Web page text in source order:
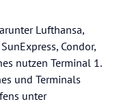
Lufthansa,
Condor,
nutzen Terminal 1.
und Terminals
unter